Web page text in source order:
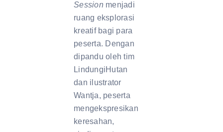
Session menjadi
ruang eksplorasi
kreatif bagi para
peserta. Dengan
dipandu oleh tim
LindungiHutan
dan ilustrator
Wantja, peserta
mengekspresikan
keresahan,